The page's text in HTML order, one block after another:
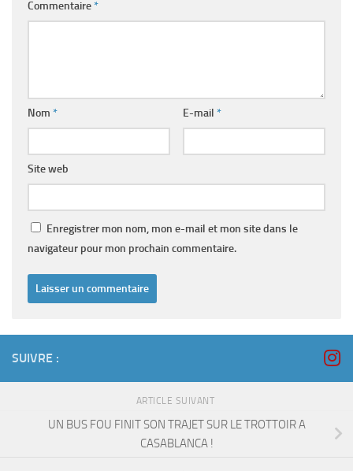
Commentaire*
Nom * E-mail *
Site web
Enregistrer mon nom, mon e-mail et mon site dans le
navigateur pour mon prochain commentaire.
SUIVRE :
ARTICLE SUIVANT
UN BUS FOU FINIT SON TRAJET SUR LE TROTTOIR A
CASABLANCA !